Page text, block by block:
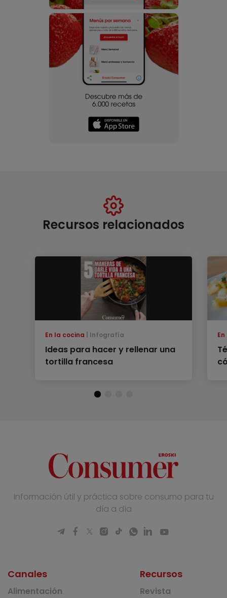
Recursos relacionados
En la cocina Infografía
Ideas para hacer y rellenar una
tortilla francesa
Información útil y práctica sobre consumo para tu
día a día
Canales
Alimentación
Recursos
Revista